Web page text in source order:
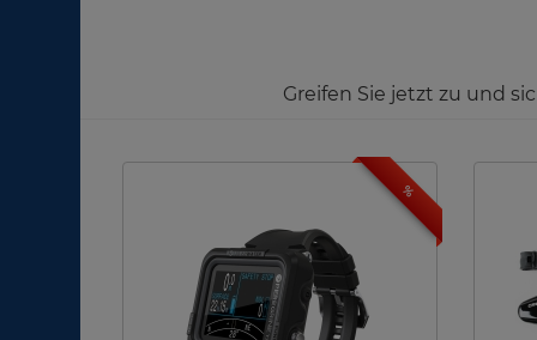
Greifen Sie jetzt zu und
%